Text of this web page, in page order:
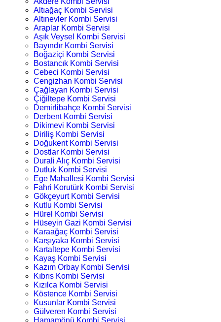
Altıağaç Kombi Servisi
Altınevler Kombi Servisi
Araplar Kombi Servisi
Aşık Veysel Kombi Servisi
Bayındır Kombi Servisi
Boğaziçi Kombi Servisi
Bostancık Kombi Servisi
Cebeci Kombi Servisi
Cengizhan Kombi Servisi
Çağlayan Kombi Servisi
Çiğiltepe Kombi Servisi
Demirlibahçe Kombi Servisi
Derbent Kombi Servisi
Dikimevi Kombi Servisi
Diriliş Kombi Servisi
Doğukent Kombi Servisi
Dostlar Kombi Servisi
Durali Alıç Kombi Servisi
Dutluk Kombi Servisi
Ege Mahallesi Kombi Servisi
Fahri Korutürk Kombi Servisi
Gökçeyurt Kombi Servisi
Kutlu Kombi Servisi
Hürel Kombi Servisi
Hüseyin Gazi Kombi Servisi
Karaağaç Kombi Servisi
Karşıyaka Kombi Servisi
Kartaltepe Kombi Servisi
Kayaş Kombi Servisi
Kazım Orbay Kombi Servisi
Kıbrıs Kombi Servisi
Kızılca Kombi Servisi
Köstence Kombi Servisi
Kusunlar Kombi Servisi
Gülveren Kombi Servisi
Hamamönü Kombi Servisi